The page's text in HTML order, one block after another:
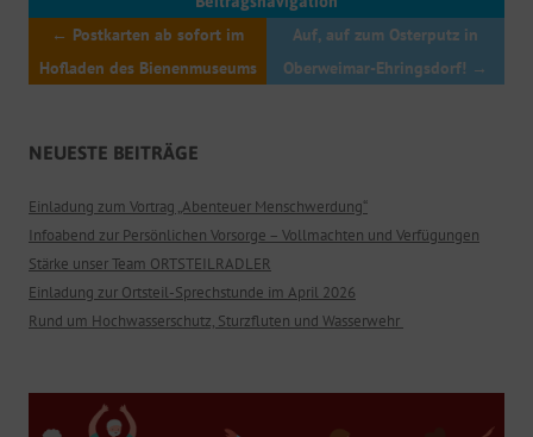
← Postkarten ab sofort im
Hofladen des Bienenmuseums
Auf, auf zum Osterputz in
Oberweimar-Ehringsdorf! →
NEUESTE BEITRÄGE
Einladung zum Vortrag „Abenteuer Menschwerdung“
Infoabend zur Persönlichen Vorsorge – Vollmachten und Verfügungen
Stärke unser Team ORTSTEILRADLER
Einladung zur Ortsteil-Sprechstunde im April 2026
Rund um Hochwasserschutz, Sturzfluten und Wasserwehr